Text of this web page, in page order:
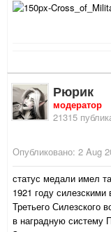
Рюрик
модератор
21315
Опубликовано: 2 Aug
статус медали имел
1921 году силезскими
Третьего Силезского
в наградную систему